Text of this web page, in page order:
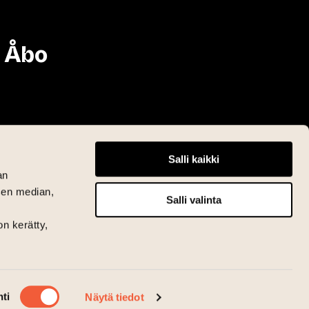
median,
kerätty,
Näytä tiedot
Salli kaikki
Salli valinta